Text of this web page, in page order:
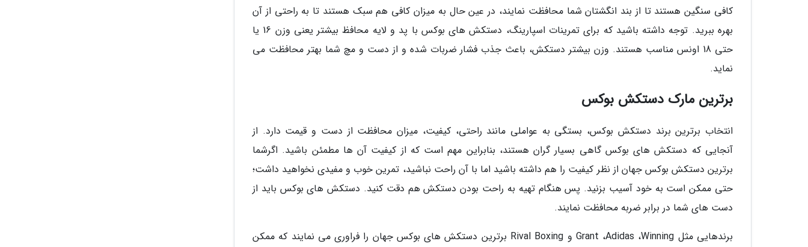
کافی سنگین هستند تا از بند انگشتان شما محافظت نمایند، در عین حال به میزان کافی هم سبک هستند تا به راحتی از آن
بهره ببرید. توجه داشته باشید که برای تمرینات اسپارینگ، دستکش های بوکس با پد و لایه محافظ بیشتر یعنی وزن 16 یا
حتی 18 اونس مناسب هستند. وزن بیشتر دستکش، باعث جذب فشار ضربات شده و از دست و مچ شما بهتر محافظت می
نماید.
برترین مارک دستکش بوکس
انتخاب برترین برند دستکش بوکس، بستگی به عواملی مانند راحتی، کیفیت، میزان محافظت از دست و قیمت دارد. از
آنجایی که دستکش های بوکس گاهی بسیار گران هستند، بنابراین مهم است که از کیفیت آن ها مطمئن باشید. اگرشما
برترین دستکش بوکس جهان از نظر کیفیت را هم داشته باشید اما با آن راحت نباشید، تمرین خوب و مفیدی نخواهید داشت؛
حتی ممکن است به خود آسیب بزنید. پس هنگام تهیه به راحت بودن دستکش هم دقت کنید. دستکش های بوکس باید از
دست های شما در برابر ضربه محافظت نمایند.
برندهایی مثل Grant ،Adidas ،Winning و Rival Boxing برترین دستکش های بوکس جهان را فراوری می نمایند که ممکن